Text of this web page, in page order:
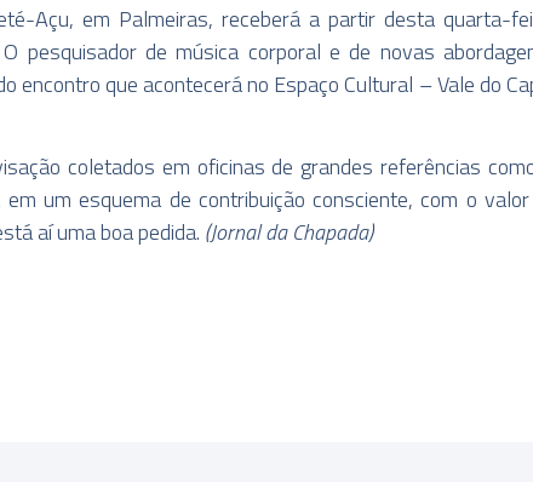
Açu, em Palmeiras, receberá a partir desta quarta-
pesquisador de música corporal e de novas
encontro que acontecerá no Espaço Cultural – Vale do
coletados em oficinas de grandes referências
um esquema de contribuição consciente, com o
aí uma boa pedida. (Jornal da Chapada)